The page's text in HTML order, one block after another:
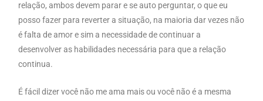
relação, ambos devem parar e se auto perguntar, o que eu
posso fazer para reverter a situação, na maioria dar vezes não
é falta de amor e sim a necessidade de continuar a
desenvolver as habilidades necessária para que a relação
continua.
É fácil dizer você não me ama mais ou você não é a mesma